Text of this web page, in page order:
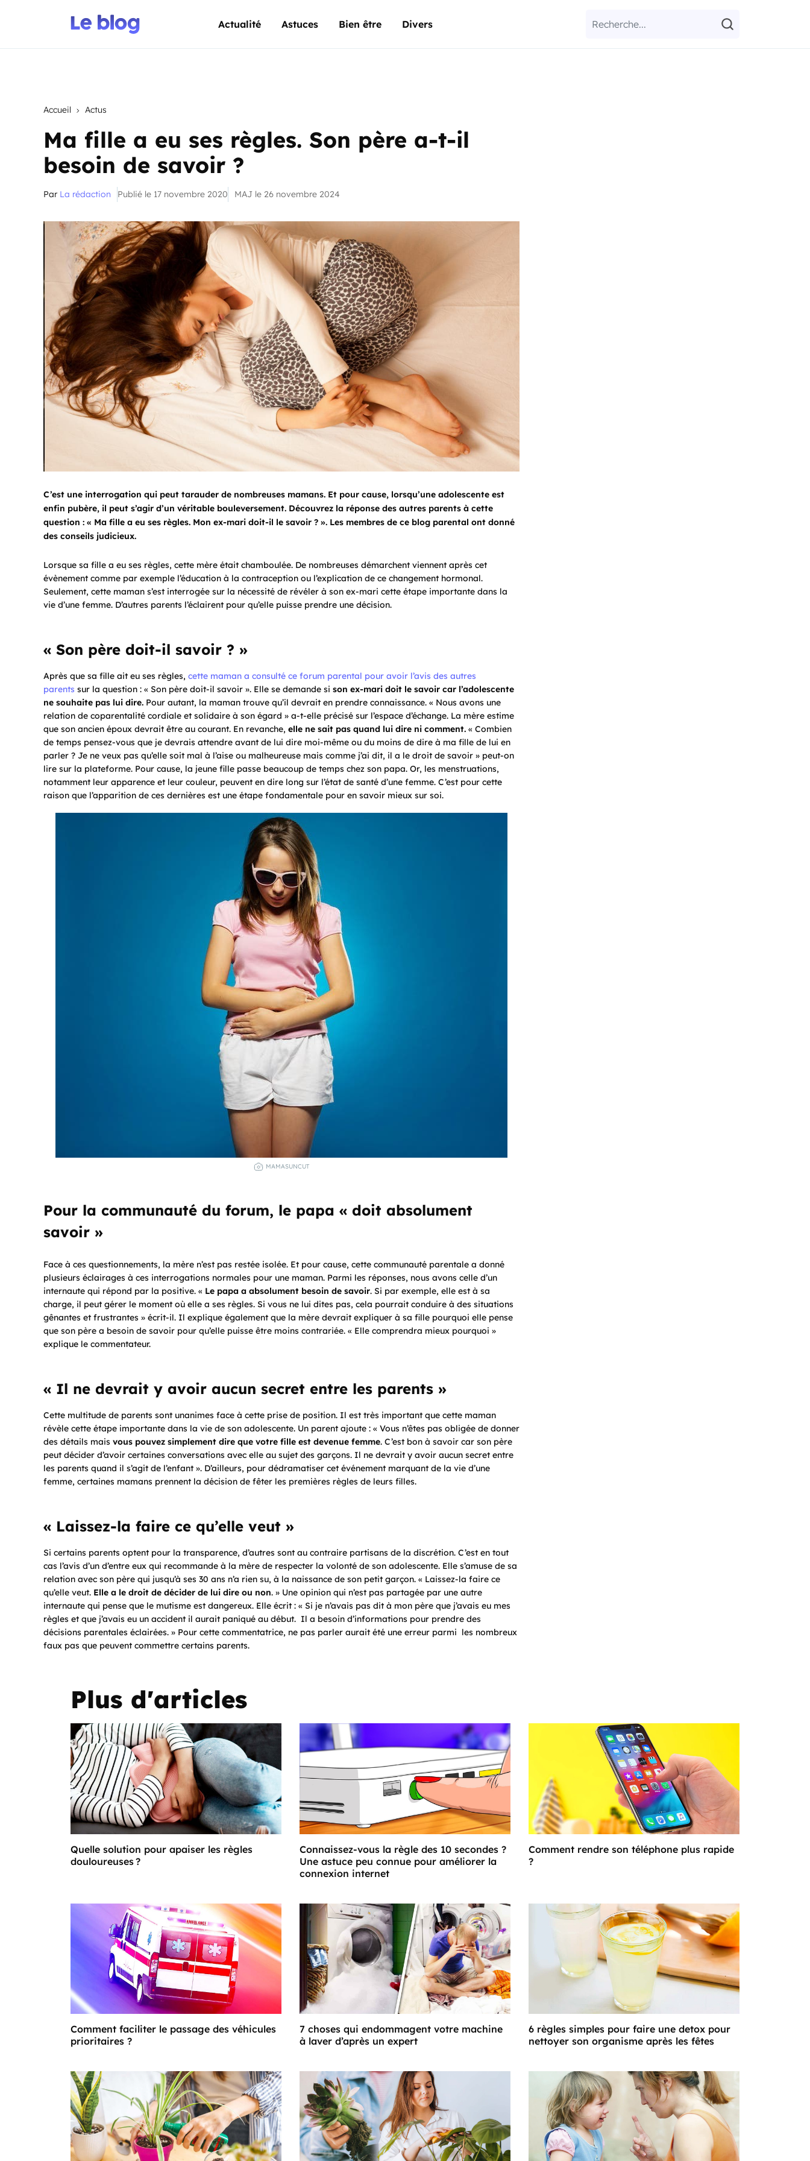
Actualité Astuces Bien être Divers
Accueil Actus
Ma fille a eu ses règles. Son père a-t-il
besoin de savoir ?
Par La rédaction Publié le 17 novembre 2020 MAJ le 26 novembre 2024
C’est une interrogation qui peut tarauder de nombreuses mamans. Et pour cause, lorsqu’une adolescente est
enfin pubère, il peut s’agir d’un véritable bouleversement. Découvrez la réponse des autres parents à cette
question : « Ma fille a eu ses règles. Mon ex-mari doit-il le savoir ? ». Les membres de ce blog parental ont donné
des conseils judicieux.
Lorsque sa fille a eu ses règles, cette mère était chamboulée. De nombreuses démarchent viennent après cet
évènement comme par exemple l’éducation à la contraception ou l’explication de ce changement hormonal.
Seulement, cette maman s’est interrogée sur la nécessité de révéler à son ex-mari cette étape importante dans la
vie d’une femme. D’autres parents l’éclairent pour qu’elle puisse prendre une décision.
« Son père doit-il savoir ? »
Après que sa fille ait eu ses règles, cette maman a consulté ce forum parental pour avoir l’avis des autres
parents sur la question : « Son père doit-il savoir ». Elle se demande si son ex-mari doit le savoir car l’adolescente
ne souhaite pas lui dire. Pour autant, la maman trouve qu’il devrait en prendre connaissance. « Nous avons une
relation de coparentalité cordiale et solidaire à son égard » a-t-elle précisé sur l’espace d’échange. La mère estime
que son ancien époux devrait être au courant. En revanche, elle ne sait pas quand lui dire ni comment. « Combien
de temps pensez-vous que je devrais attendre avant de lui dire moi-même ou du moins de dire à ma fille de lui en
parler ? Je ne veux pas qu’elle soit mal à l’aise ou malheureuse mais comme j’ai dit, il a le droit de savoir » peut-on
lire sur la plateforme. Pour cause, la jeune fille passe beaucoup de temps chez son papa. Or, les menstruations,
notamment leur apparence et leur couleur, peuvent en dire long sur l’état de santé d’une femme. C’est pour cette
raison que l’apparition de ces dernières est une étape fondamentale pour en savoir mieux sur soi.
MAMASUNCUT
Pour la communauté du forum, le papa « doit absolument
savoir »
Face à ces questionnements, la mère n’est pas restée isolée. Et pour cause, cette communauté parentale a donné
plusieurs éclairages à ces interrogations normales pour une maman. Parmi les réponses, nous avons celle d’un
internaute qui répond par la positive. « Le papa a absolument besoin de savoir. Si par exemple, elle est à sa
charge, il peut gérer le moment où elle a ses règles. Si vous ne lui dites pas, cela pourrait conduire à des situations
gênantes et frustrantes » écrit-il. Il explique également que la mère devrait expliquer à sa fille pourquoi elle pense
que son père a besoin de savoir pour qu’elle puisse être moins contrariée. « Elle comprendra mieux pourquoi »
explique le commentateur.
« Il ne devrait y avoir aucun secret entre les parents »
Cette multitude de parents sont unanimes face à cette prise de position. Il est très important que cette maman
révèle cette étape importante dans la vie de son adolescente. Un parent ajoute : « Vous n’êtes pas obligée de donner
des détails mais vous pouvez simplement dire que votre fille est devenue femme. C’est bon à savoir car son père
peut décider d’avoir certaines conversations avec elle au sujet des garçons. Il ne devrait y avoir aucun secret entre
les parents quand il s’agit de l’enfant ». D’ailleurs, pour dédramatiser cet événement marquant de la vie d’une
femme, certaines mamans prennent la décision de fêter les premières règles de leurs filles.
« Laissez-la faire ce qu’elle veut »
Si certains parents optent pour la transparence, d’autres sont au contraire partisans de la discrétion. C’est en tout
cas l’avis d’un d’entre eux qui recommande à la mère de respecter la volonté de son adolescente. Elle s’amuse de sa
relation avec son père qui jusqu’à ses 30 ans n’a rien su, à la naissance de son petit garçon. « Laissez-la faire ce
qu’elle veut. Elle a le droit de décider de lui dire ou non. » Une opinion qui n’est pas partagée par une autre
internaute qui pense que le mutisme est dangereux. Elle écrit : « Si je n’avais pas dit à mon père que j’avais eu mes
règles et que j’avais eu un accident il aurait paniqué au début. Il a besoin d’informations pour prendre des
décisions parentales éclairées. » Pour cette commentatrice, ne pas parler aurait été une erreur parmi les nombreux
faux pas que peuvent commettre certains parents.
Plus d'articles
Quelle solution pour apaiser les règles
douloureuses ?
Connaissez-vous la règle des 10 secondes ?
Une astuce peu connue pour améliorer la
connexion internet
Comment rendre son téléphone plus rapide
?
Comment faciliter le passage des véhicules
prioritaires ?
7 choses qui endommagent votre machine
à laver d’après un expert
6 règles simples pour faire une detox pour
nettoyer son organisme après les fêtes